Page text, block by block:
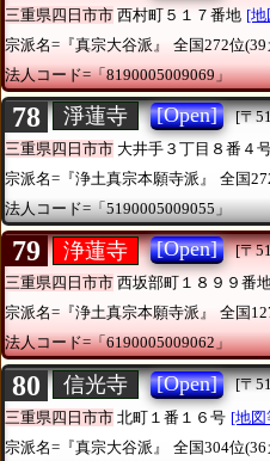
三重県四日市市 西村町５１７番地 [地
宗派名=『真宗大谷派』
全国272位
法人コード=「8190005009069」
78 淨蓮寺 [Open]
[〒
三重県四日市市 大井手３丁目８番４
宗派名=『浄土真宗本願寺派』
全国
法人コード=「5190005009055」
79 浄蓮寺 [Open]
[〒
三重県四日市市 西坂部町１８９９番
宗派名=『浄土真宗本願寺派』
全国
法人コード=「6190005009062」
80 信光寺 [Open]
[〒
三重県四日市市 北町１番１６号 [地図
宗派名=『真宗大谷派』
全国304位